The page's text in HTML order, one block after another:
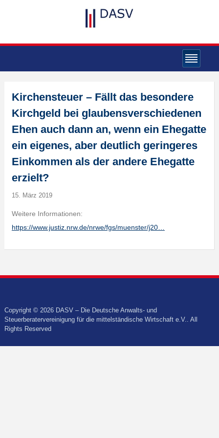
Kirchensteuer – Fällt das besondere
Kirchgeld bei glaubensverschiedenen
Ehen auch dann an, wenn ein Ehegatte
ein eigenes, aber deutlich geringeres
Einkommen als der andere Ehegatte
erzielt?
15. März 2019
Weitere Informationen:
https://www.justiz.nrw.de/nrwe/fgs/muenster/j20…
Copyright © 2026 DASV – Die Deutsche Anwalts- und
Steuerberatervereinigung für die mittelständische Wirtschaft e.V.. All
Rights Reserved